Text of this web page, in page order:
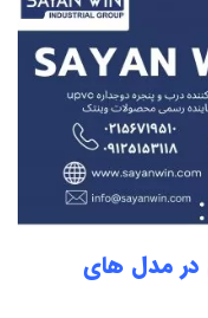
در مدل های